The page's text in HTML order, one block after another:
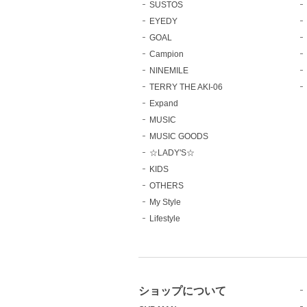
SUSTOS
EYEDY
GOAL
Campion
NINEMILE
TERRY THE AKI-06
Expand
MUSIC
MUSIC GOODS
☆LADY'S☆
KIDS
OTHERS
My Style
Lifestyle
ショップについて